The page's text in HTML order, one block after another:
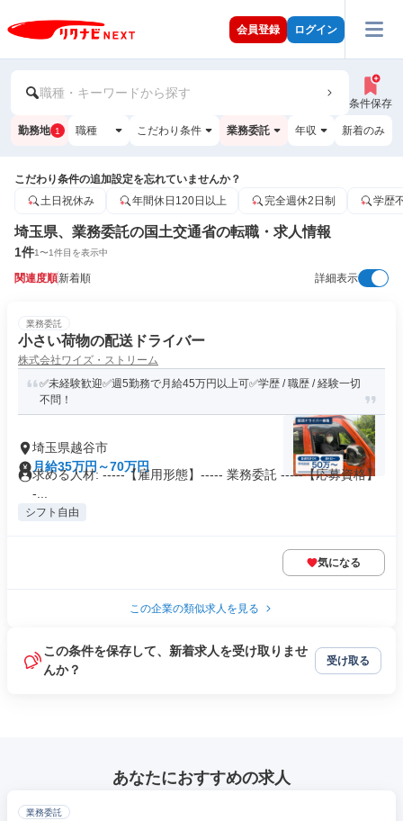
会員登録 ログイン
職種・キーワードから探す
条件保存
勤務地 1 職種 こだわり条件 業務委託 年収 新着のみ
こだわり条件の追加設定を忘れていませんか？
土日祝休み
年間休日120日以上 完全週休2日制 学歴
埼玉県、業務委託の国土交通省の転職・求人情報
1件1〜1件目を表示中
関連度順新着順 詳細表示
業務委託
小さい荷物の配送ドライバー
株式会社ワイズ・ストリーム
✅未経験歓迎✅週5勤務で月給45万円以上可✅学歴 / 職歴 / 経験一切
不問！
埼玉県越谷市
月給35万円～70万円
求める人材: -----【雇用形態】----- 業務委託 -----【応募資格】
-...
シフト自由
気になる
この企業の類似求人を見る
この条件を保存して、新着求人を受け取りませ
んか？
受け取る
あなたにおすすめの求人
業務委託